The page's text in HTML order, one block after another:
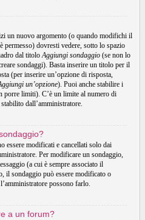
un nuovo argomento (o quando modifichi il
permesso) dovresti vedere, sotto lo spazio
dal titoloAggiungi sondaggio (se non lo
sondaggi). Basta inserire un titolo per il
(per inserire un’opzione di risposta,
un’opzione). Puoi anche stabilire i
porre limiti). C’è un limite al numero di
dall’amministratore.
essere modificati e cancellati solo dai
Per modificare un sondaggio,
(a cui è sempre associato il
il sondaggio può essere modificato o
possono farlo.
a un forum?